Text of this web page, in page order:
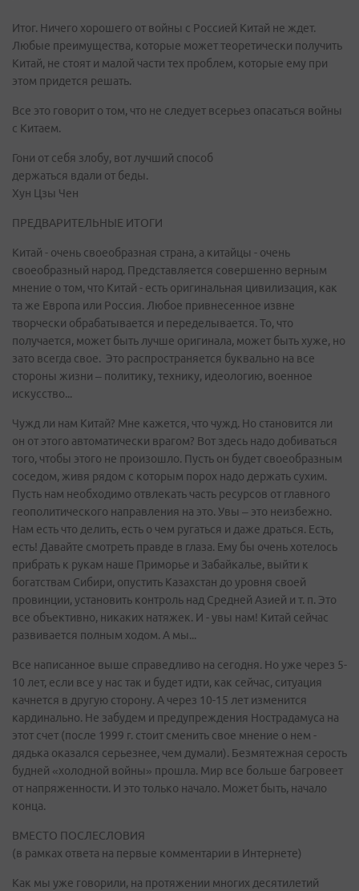
Итог. Ничего хорошего от войны с Россией Китай не ждет.
Любые преимущества, которые может теоретически получить
Китай, не стоят и малой части тех проблем, которые ему при
этом придется решать.
Все это говорит о том, что не следует всерьез опасаться войны
с Китаем.
Гони от себя злобу, вот лучший способ
держаться вдали от беды.
Хун Цзы Чен
ПРЕДВАРИТЕЛЬНЫЕ ИТОГИ
Китай - очень своеобразная страна, а китайцы - очень
своеобразный народ. Представляется совершенно верным
мнение о том, что Китай - есть оригинальная цивилизация, как
та же Европа или Россия. Любое привнесенное извне
творчески обрабатывается и переделывается. То, что
получается, может быть лучше оригинала, может быть хуже, но
зато всегда свое. Это распространяется буквально на все
стороны жизни – политику, технику, идеологию, военное
искусство...
Чужд ли нам Китай? Мне кажется, что чужд. Но становится ли
он от этого автоматически врагом? Вот здесь надо добиваться
того, чтобы этого не произошло. Пусть он будет своеобразным
соседом, живя рядом с которым порох надо держать сухим.
Пусть нам необходимо отвлекать часть ресурсов от главного
геополитического направления на это. Увы – это неизбежно.
Нам есть что делить, есть о чем ругаться и даже драться. Есть,
есть! Давайте смотреть правде в глаза. Ему бы очень хотелось
прибрать к рукам наше Приморье и Забайкалье, выйти к
богатствам Сибири, опустить Казахстан до уровня своей
провинции, установить контроль над Средней Азией и т. п. Это
все объективно, никаких натяжек. И - увы нам! Китай сейчас
развивается полным ходом. А мы...
Все написанное выше справедливо на сегодня. Но уже через 5-
10 лет, если все у нас так и будет идти, как сейчас, ситуация
качнется в другую сторону. А через 10-15 лет изменится
кардинально. Не забудем и предупреждения Нострадамуса на
этот счет (после 1999 г. стоит сменить свое мнение о нем -
дядька оказался серьезнее, чем думали). Безмятежная серость
будней «холодной войны» прошла. Мир все больше багровеет
от напряженности. И это только начало. Может быть, начало
конца.
ВМЕСТО ПОСЛЕСЛОВИЯ
(в рамках ответа на первые комментарии в Интернете)
Как мы уже говорили, на протяжении многих десятилетий